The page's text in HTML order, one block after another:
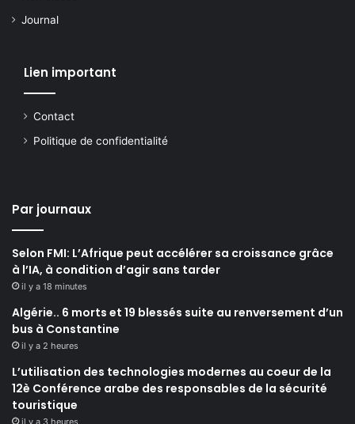
Journal
Lien important
Contact
Politique de confidentialité
Par journaux
Selon FMI: L’Afrique peut accélérer sa croissance grâce
à l’IA, à condition d’agir sans tarder
il y a 18 minutes
Algérie.. 6 morts et 19 blessés suite au renversement d’un
bus à Constantine
il y a 2 heures
L’utilisation des technologies modernes au coeur de la
12è Conférence arabe des responsables de la sécurité
touristique
il y a 3 heures